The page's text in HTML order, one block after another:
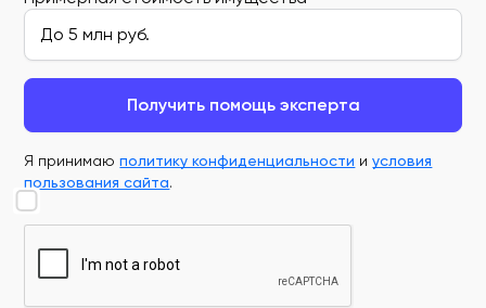
Получить помощь эксперта
Я принимаюполитику конфиденциальности иусловия
пользования сайта.